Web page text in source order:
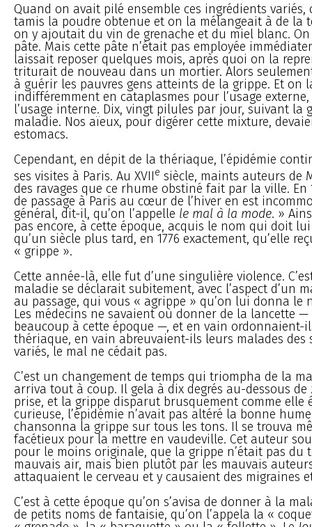
Quand on avait pilé ensemble ces ingrédients variés,
tamis la poudre obtenue et on la mélangeait à de la
on y ajoutait du vin de grenache et du miel blanc.
pâte. Mais cette pâte n’était pas employée
laissait reposer quelques mois, après quoi on la
triturait de nouveau dans un mortier. Alors
à guérir les pauvres gens atteints de la grippe. Et on
indifféremment en cataplasmes pour l’usage
l’usage interne. Dix, vingt pilules par jour, suivant la
maladie. Nos aïeux, pour digérer cette mixture,
estomacs.
Cependant, en dépit de la thériaque, l’épidémie
ses visites à Paris. Au XVIIe siècle, maints auteurs de
des ravages que ce rhume obstiné fait par la ville. En
de passage à Paris au cœur de l’hiver en est
général, dit-il, qu’on l’appelle le mal à la mode. »
pas encore, à cette époque, acquis le nom qui doit lui
qu’un siècle plus tard, en 1776 exactement, qu’elle
« grippe ».
Cette année-là, elle fut d’une singulière violence.
maladie se déclarait subitement, avec l’aspect d’un
au passage, qui vous « agrippe » qu’on lui donna le
Les médecins ne savaient où donner de la lancette
beaucoup à cette époque —, et en vain ordonnaient-
thériaque, en vain abreuvaient-ils leurs malades des
variés, le mal ne cédait pas.
C’est un changement de temps qui triompha de la
arriva tout à coup. Il gela à dix degrés au-dessous de
prise, et la grippe disparut brusquement comme elle
curieuse, l’épidémie n’avait pas altéré la bonne
chansonna la grippe sur tous les tons. Il se trouva
facétieux pour la mettre en vaudeville. Cet auteur
pour le moins originale, que la grippe n’était pas du
mauvais air, mais bien plutôt par les mauvais
attaquaient le cerveau et y causaient des migraines
C’est à cette époque qu’on s’avisa de donner à la
de petits noms de fantaisie, qu’on l’appela la «